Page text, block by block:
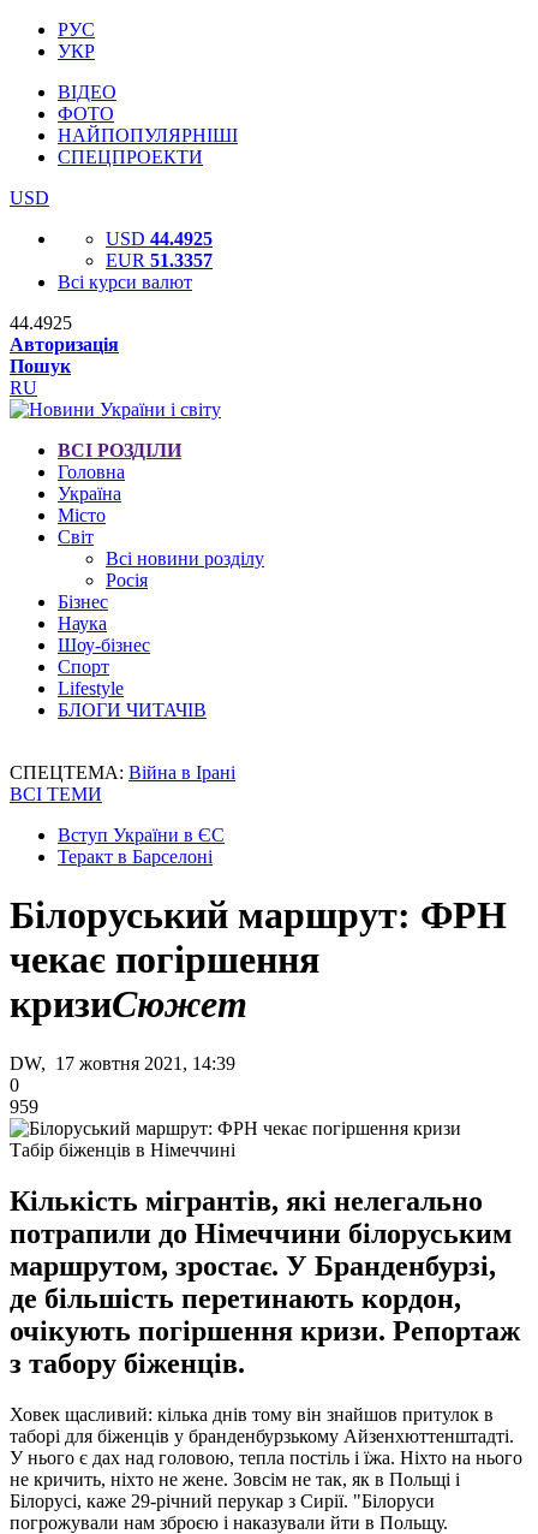
РУС
УКР
ВІДЕО
ФОТО
НАЙПОПУЛЯРНІШІ
СПЕЦПРОЕКТИ
USD
USD 44.4925
EUR 51.3357
Всі курси валют
44.4925
Авторизація
Пошук
RU
ВСІ РОЗДІЛИ
Головна
Україна
Місто
Світ
Всі новини розділу
Росія
Бізнес
Наука
Шоу-бізнес
Спорт
Lifestyle
БЛОГИ ЧИТАЧІВ
СПЕЦТЕМА: Війна в Ірані
ВСІ ТЕМИ
Вступ України в ЄС
Теракт в Барселоні
Білоруський маршрут: ФРН
чекає погіршення
кризиСюжет
DW, 17 жовтня 2021, 14:39
0
959
Табір біженців в Німеччині
Кількість мігрантів, які нелегально
потрапили до Німеччини білоруським
маршрутом, зростає. У Бранденбурзі,
де більшість перетинають кордон,
очікують погіршення кризи. Репортаж
з табору біженців.
Ховек щасливий: кілька днів тому він знайшов притулок в
таборі для біженців у бранденбурзькому Айзенхюттенштадті.
У нього є дах над головою, тепла постіль і їжа. Ніхто на нього
не кричить, ніхто не жене. Зовсім не так, як в Польщі і
Білорусі, каже 29-річний перукар з Сирії. "Білоруси
погрожували нам зброєю і наказували йти в Польщу.